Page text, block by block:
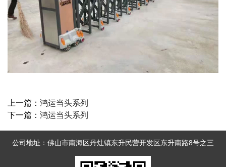
上一篇： 鸿运当头系列
下一篇： 鸿运当头系列
公司地址：佛山市南海区丹灶镇东升民营开发区东升南路8号之三